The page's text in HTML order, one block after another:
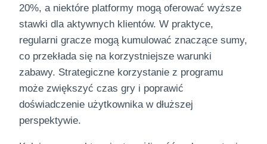
20%, a niektóre platformy mogą oferować wyższe
stawki dla aktywnych klientów. W praktyce,
regularni gracze mogą kumulować znaczące sumy,
co przekłada się na korzystniejsze warunki
zabawy. Strategiczne korzystanie z programu
może zwiększyć czas gry i poprawić
doświadczenie użytkownika w dłuższej
perspektywie.